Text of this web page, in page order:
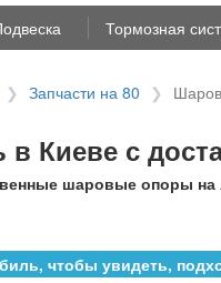
Тормозная
Запчасти на 80
Киеве с
шаровые опоры
чтобы увидеть,